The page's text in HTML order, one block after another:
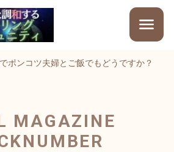
ポンコツ夫婦とご飯でもどうですか？
MAGAZINE